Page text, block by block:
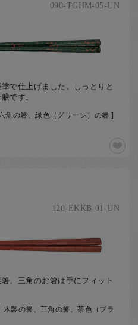
090-TGHM-05-UN
で仕上げました。しっとりと
です。
角の箸、緑色（グリーン）の箸 ]
120-EKKB-01-UN
。三角のお箸は手にフィット
製の箸、三角の箸、茶色（ブラ